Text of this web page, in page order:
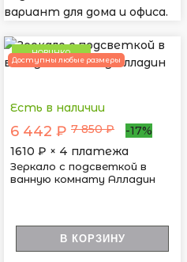
вариант для дома и офиса.
НОВИНКА
Доступны любые размеры
Есть в наличии
6 442 ₽ 7 850 ₽
-17%
1610 ₽ × 4 платежа
Зеркало с подсветкой в
ванную комнату Алладин
В КОРЗИНУ